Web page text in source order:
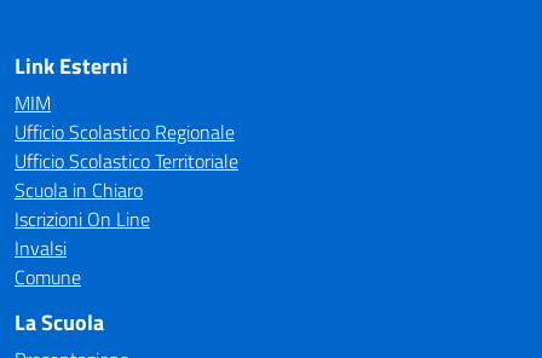
Link Esterni
MIM
Ufficio Scolastico Regionale
Ufficio Scolastico Territoriale
Scuola in Chiaro
Iscrizioni On Line
Invalsi
Comune
La Scuola